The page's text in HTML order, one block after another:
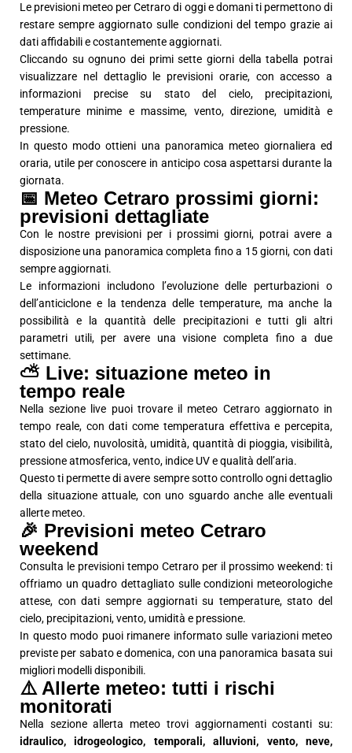
Le previsioni meteo per Cetraro di oggi e domani ti permettono di
restare sempre aggiornato sulle condizioni del tempo grazie ai
dati affidabili e costantemente aggiornati.
Cliccando su ognuno dei primi sette giorni della tabella potrai
visualizzare nel dettaglio le previsioni orarie, con accesso a
informazioni precise su stato del cielo, precipitazioni,
temperature minime e massime, vento, direzione, umidità e
pressione.
In questo modo ottieni una panoramica meteo giornaliera ed
oraria, utile per conoscere in anticipo cosa aspettarsi durante la
giornata.
📅 Meteo Cetraro prossimi giorni:
previsioni dettagliate
Con le nostre previsioni per i prossimi giorni, potrai avere a
disposizione una panoramica completa fino a 15 giorni, con dati
sempre aggiornati.
Le informazioni includono l’evoluzione delle perturbazioni o
dell’anticiclone e la tendenza delle temperature, ma anche la
possibilità e la quantità delle precipitazioni e tutti gli altri
parametri utili, per avere una visione completa fino a due
settimane.
⛅ Live: situazione meteo in
tempo reale
Nella sezione live puoi trovare il meteo Cetraro aggiornato in
tempo reale, con dati come temperatura effettiva e percepita,
stato del cielo, nuvolosità, umidità, quantità di pioggia, visibilità,
pressione atmosferica, vento, indice UV e qualità dell’aria.
Questo ti permette di avere sempre sotto controllo ogni dettaglio
della situazione attuale, con uno sguardo anche alle eventuali
allerte meteo.
🎉 Previsioni meteo Cetraro
weekend
Consulta le previsioni tempo Cetraro per il prossimo weekend: ti
offriamo un quadro dettagliato sulle condizioni meteorologiche
attese, con dati sempre aggiornati su temperature, stato del
cielo, precipitazioni, vento, umidità e pressione.
In questo modo puoi rimanere informato sulle variazioni meteo
previste per sabato e domenica, con una panoramica basata sui
migliori modelli disponibili.
⚠️ Allerte meteo: tutti i rischi
monitorati
Nella sezione allerta meteo trovi aggiornamenti costanti su:
idraulico, idrogeologico, temporali, alluvioni, vento, neve,